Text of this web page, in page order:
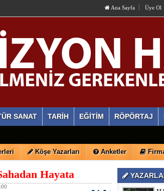
Ana Sayfa Üye Ol
SANAT TARİH EĞİTİM RÖPÖRTAJ
Köşe Yazarları Anketler
Hayata